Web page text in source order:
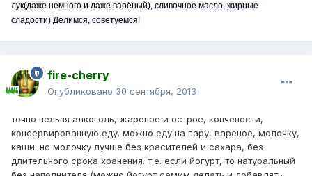
лук(даже немного и даже варёный), сливочное масло, жирные
сладости).Делимся, советуемся!
fire-cherry
Опубликовано 30 сентября, 2013
точно нельзя алкоголь, жареное и острое, копчености,
консервированную еду. можно еду на пару, вареное, молочку,
каши. но молочку лучше без красителей и сахара, без
длительного срока хранения. т.е. если йогурт, то натуральный